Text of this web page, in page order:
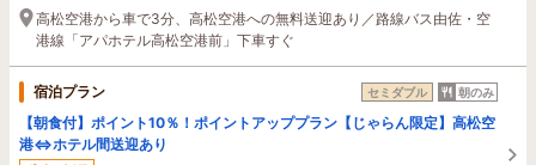
高松空港から車で3分、高松空港への無料送迎あり／路線バス由佐・空
港線「アパホテル高松空港前」下車すぐ
宿泊プラン セミダブル 朝のみ
【朝食付】ポイント10％！ポイントアッププラン【じゃらん限定】高松空
港⇔ホテル間送迎あり